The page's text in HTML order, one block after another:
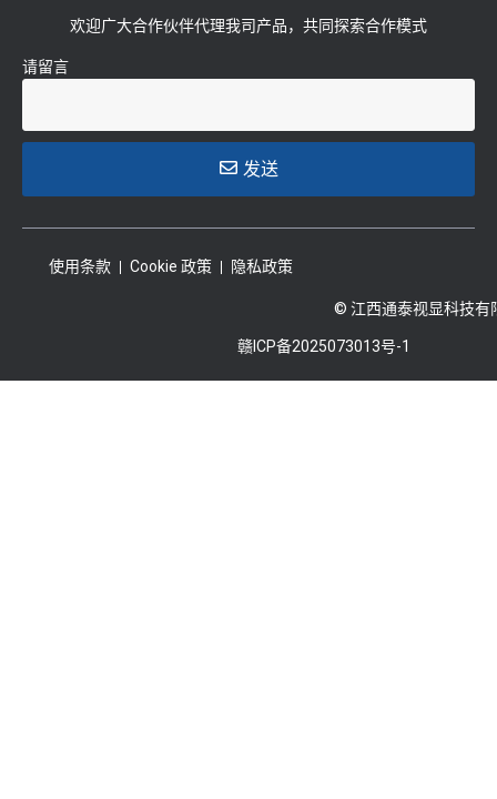
欢迎广大合作伙伴代理我司产品，共同探索合作模式
请留言
发送
使用条款 Cookie 政策 隐私政策
© 江西通泰视显科技有
赣ICP备2025073013号-1